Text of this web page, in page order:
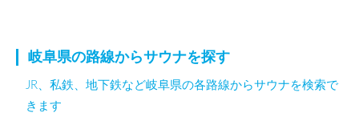
岐阜県の路線からサウナを探す
JR、私鉄、地下鉄など岐阜県の各路線からサウナを検索で
きます